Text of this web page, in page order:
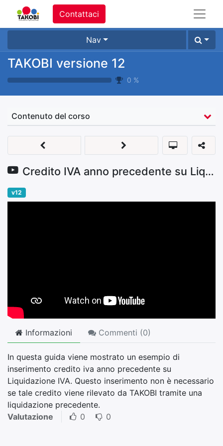
Contattaci
Nav
TAKOBI versione 12
0 %
Contenuto del corso
Credito IVA anno precedente su Liquidazione IVA
v12
Informazioni Commenti (0)
In questa guida viene mostrato un esempio di
inserimento credito iva anno precedente su
Liquidazione IVA. Questo inserimento non è necessario
se tale credito viene rilevato da TAKOBI tramite una
liquidazione precedente.
Valutazione
0 0